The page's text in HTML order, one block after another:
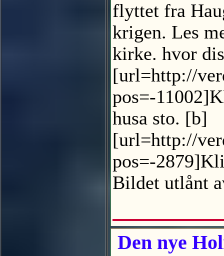
flyttet fra
krigen. Les
kirke. hvor
[url=http://
pos=-
husa sto. [b]
[url=http://
pos=-
Bildet utlånt
Den nye